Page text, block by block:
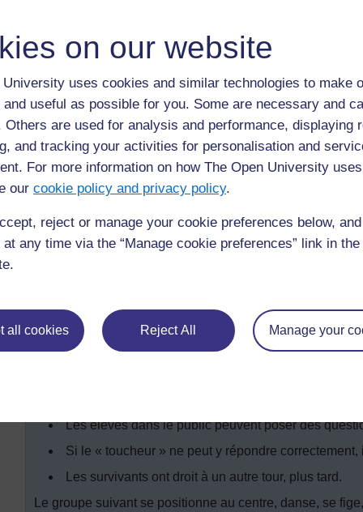
on our website
University uses cookies and similar technologies to make
useful as possible for you. Some are necessary and
Others are used for analysis and performance, displaying
and tracking your activities for personalisation and
For more information on how The Open University
our cookie policy and privacy policy.
reject or manage your cookie preferences below,
any time via the “Manage cookie preferences” link in
all cookies Reject All Manage your
Activité 1 : Trouver, nommer et
la matière.
Cette activité s’appuie sur le jeu « statues musicales ».
Répartissez votre classe en groupes de 10-12
Mettez de la musique. Le premier groupe danse
autres élèves constituent le public.
Arrêtez la musique.
Les danseurs se figent (ceux qui bougent sortent
L’enseignant énonce à haute voie le nom d’une
Les danseurs se remettent à bouger et vont le
Le dernier à trouver un métal SORT également DU
À tour de rôle, les « toucheurs » doivent dire
S’ils n’y arrivent pas, ou s’ils répètent ce qui a
Les élèves dans le public peuvent poser des
Si le « toucheur » ne peut y répondre
Les survivants ont droit à un autre tour, plus tard.
Le groupe suivant se positionne au centre, danse, se